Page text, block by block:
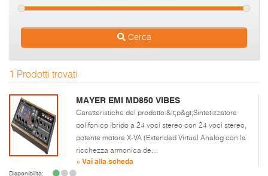
Cerca
1 Prodotti trovati
MAYER EMI MD850 VIBES
Caratteristiche del prodotto:&lt;p&gt;Sintetizzatore
polifonico ibrido a 24 voci stereo con 24 voci stereo,
potente motore X-VA (Extended Virtual Analog con la
ricchezza armonica de...
» Vai alla scheda
Disponibilità: